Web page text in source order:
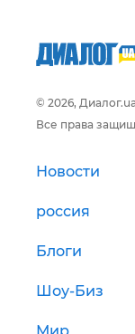
© 2026, Диалог.ua
Все права
Новости
россия
Блоги
Шоу-Биз